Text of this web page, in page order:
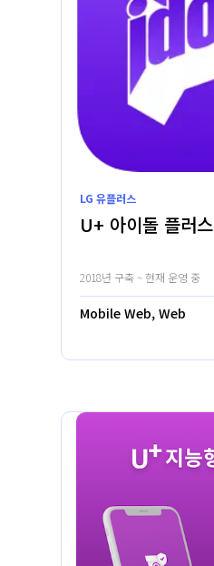
LG 유플러스
U+ 아이돌 플러스
2018년 구축 ~ 현재 운영 중
Mobile Web, Web